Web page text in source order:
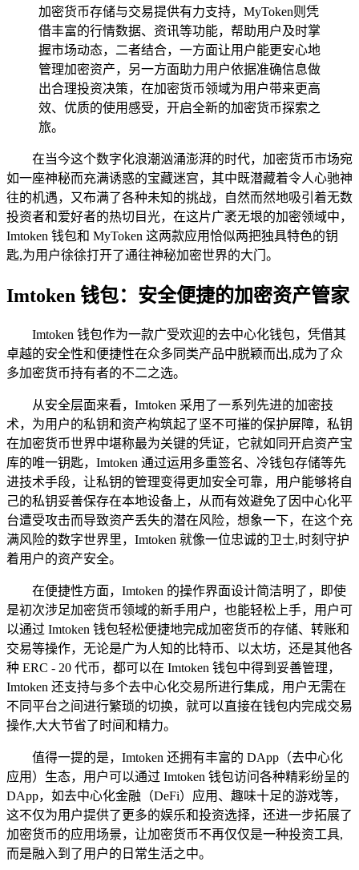
加密货币存储与交易提供有力支持，MyToken则凭
借丰富的行情数据、资讯等功能，帮助用户及时掌
握市场动态，二者结合，一方面让用户能更安心地
管理加密资产，另一方面助力用户依据准确信息做
出合理投资决策，在加密货币领域为用户带来更高
效、优质的使用感受，开启全新的加密货币探索之
旅。
在当今这个数字化浪潮汹涌澎湃的时代，加密货币市场宛
如一座神秘而充满诱惑的宝藏迷宫，其中既潜藏着令人心驰神
往的机遇，又布满了各种未知的挑战，自然而然地吸引着无数
投资者和爱好者的热切目光，在这片广袤无垠的加密领域中，
Imtoken 钱包和 MyToken 这两款应用恰似两把独具特色的钥
匙,为用户徐徐打开了通往神秘加密世界的大门。
Imtoken 钱包：安全便捷的加密资产管家
Imtoken 钱包作为一款广受欢迎的去中心化钱包，凭借其
卓越的安全性和便捷性在众多同类产品中脱颖而出,成为了众
多加密货币持有者的不二之选。
从安全层面来看，Imtoken 采用了一系列先进的加密技
术，为用户的私钥和资产构筑起了坚不可摧的保护屏障，私钥
在加密货币世界中堪称最为关键的凭证，它就如同开启资产宝
库的唯一钥匙，Imtoken 通过运用多重签名、冷钱包存储等先
进技术手段，让私钥的管理变得更加安全可靠，用户能够将自
己的私钥妥善保存在本地设备上，从而有效避免了因中心化平
台遭受攻击而导致资产丢失的潜在风险，想象一下，在这个充
满风险的数字世界里，Imtoken 就像一位忠诚的卫士,时刻守护
着用户的资产安全。
在便捷性方面，Imtoken 的操作界面设计简洁明了，即使
是初次涉足加密货币领域的新手用户，也能轻松上手，用户可
以通过 Imtoken 钱包轻松便捷地完成加密货币的存储、转账和
交易等操作，无论是广为人知的比特币、以太坊，还是其他各
种 ERC - 20 代币，都可以在 Imtoken 钱包中得到妥善管理，
Imtoken 还支持与多个去中心化交易所进行集成，用户无需在
不同平台之间进行繁琐的切换，就可以直接在钱包内完成交易
操作,大大节省了时间和精力。
值得一提的是，Imtoken 还拥有丰富的 DApp（去中心化
应用）生态，用户可以通过 Imtoken 钱包访问各种精彩纷呈的
DApp，如去中心化金融（DeFi）应用、趣味十足的游戏等，
这不仅为用户提供了更多的娱乐和投资选择，还进一步拓展了
加密货币的应用场景，让加密货币不再仅仅是一种投资工具,
而是融入到了用户的日常生活之中。